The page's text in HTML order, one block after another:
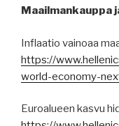
Maailmankauppa
Inflaatio vainoaa
https://
world-economy-
Euroalueen kasvu